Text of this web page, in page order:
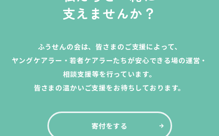
支えませんか？
ふうせんの会は、皆さまのご支援によって、
ヤングケアラー・若者ケアラーたちが安心できる場の運営・
相談支援等を行っています。
皆さまの温かいご支援をお待ちしております。
寄付をする